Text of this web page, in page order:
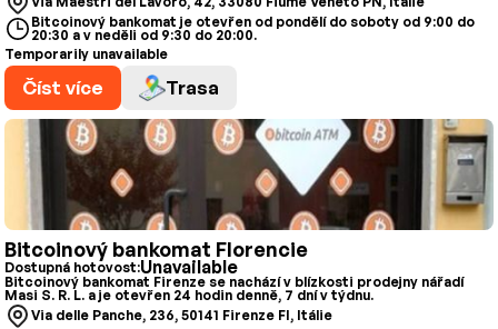
Bitcoinový bankomat je otevřen od pondělí do soboty od 9:00 do
20:30 a v neděli od 9:30 do 20:00.
Temporarily unavailable
Číst více Trasa
Bitcoinový bankomat Florencie
Dostupná hotovost:Unavailable
Bitcoinový bankomat Firenze se nachází v blízkosti prodejny nářadí
Masi S. R. L. a je otevřen 24 hodin denně, 7 dní v týdnu.
Via delle Panche, 236, 50141 Firenze FI, Itálie